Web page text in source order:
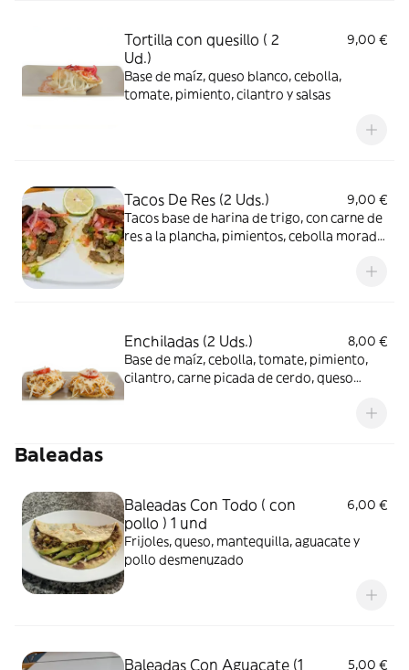
Tortilla con quesillo ( 2
Ud.)
9,00 €
Base de maíz, queso blanco, cebolla,
tomate, pimiento, cilantro y salsas
Tacos De Res (2 Uds.)
9,00 €
Tacos base de harina de trigo, con carne de
res a la plancha, pimientos, cebolla morada
Enchiladas (2 Uds.)
8,00 €
Base de maíz, cebolla, tomate, pimiento,
cilantro, carne picada de cerdo, queso
Baleadas
Baleadas Con Todo ( con
pollo ) 1 und
6,00 €
Frijoles, queso, mantequilla, aguacate y
pollo desmenuzado
Baleadas Con Aguacate (1 5,00 €